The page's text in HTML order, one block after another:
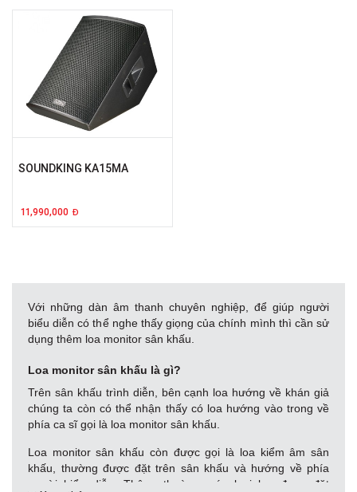
SOUNDKING KA15MA
11,990,000 Đ
Với những dàn âm thanh chuyên nghiệp, để giúp người
biểu diễn có thể nghe thấy giọng của chính mình thì cần sử
dụng thêm loa monitor sân khấu.
Loa monitor sân khấu là gì?
Trên sân khấu trình diễn, bên cạnh loa hướng về khán giả
chúng ta còn có thể nhận thấy có loa hướng vào trong về
phía ca sĩ gọi là loa monitor sân khấu.
Loa monitor sân khấu còn được gọi là loa kiểm âm sân
khấu, thường được đặt trên sân khấu và hướng về phía
người biểu diễn. Thông thường, các loại loa được đặt